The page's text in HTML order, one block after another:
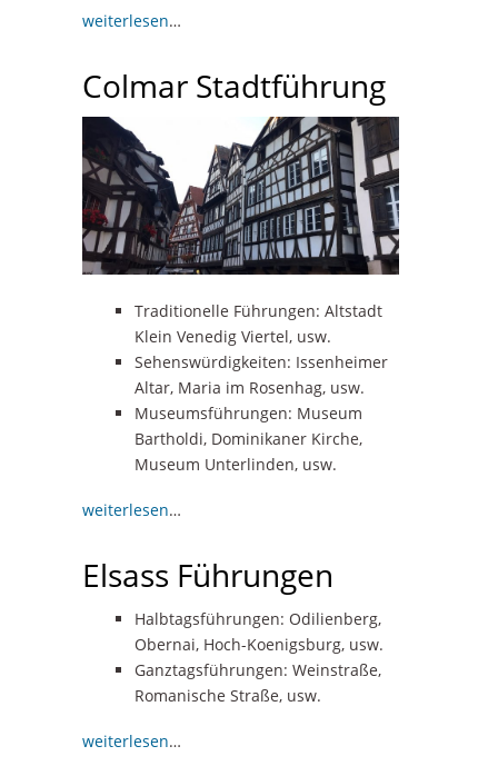
weiterlesen…
Colmar Stadtführung
Traditionelle Führungen: Altstadt
Klein Venedig Viertel, usw.
Sehenswürdigkeiten: Issenheimer
Altar, Maria im Rosenhag, usw.
Museumsführungen: Museum
Bartholdi, Dominikaner Kirche,
Museum Unterlinden, usw.
weiterlesen…
Elsass Führungen
Halbtagsführungen: Odilienberg,
Obernai, Hoch-Koenigsburg, usw.
Ganztagsführungen: Weinstraße,
Romanische Straße, usw.
weiterlesen…